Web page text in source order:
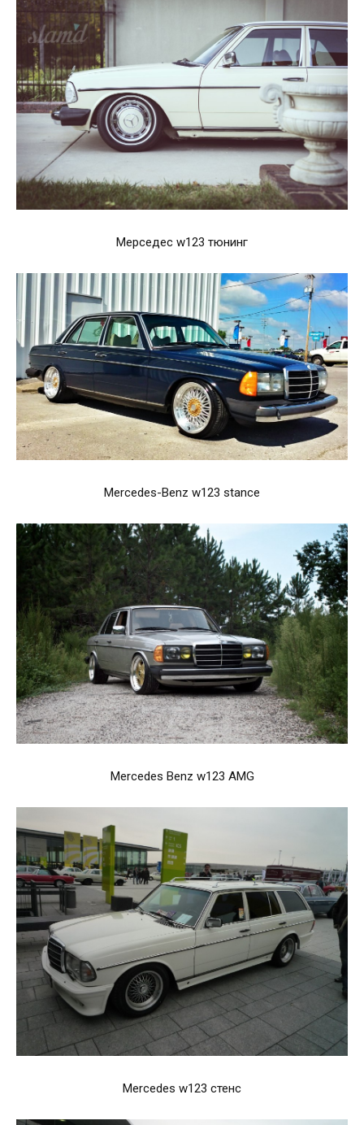
Мерседес w123 тюнинг
Mercedes-Benz w123 stance
Mercedes Benz w123 AMG
Mercedes w123 стенс